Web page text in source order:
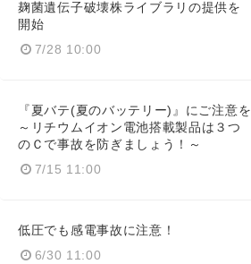
麹菌遺伝子破壊株ライブラリの提供を
開始
7/28 10:00
『夏バテ(夏のバッテリー)』にご注意を
～リチウムイオン電池搭載製品は３つ
のＣで事故を防ぎましょう！～
7/15 11:00
低圧でも感電事故に注意！
6/30 11:00